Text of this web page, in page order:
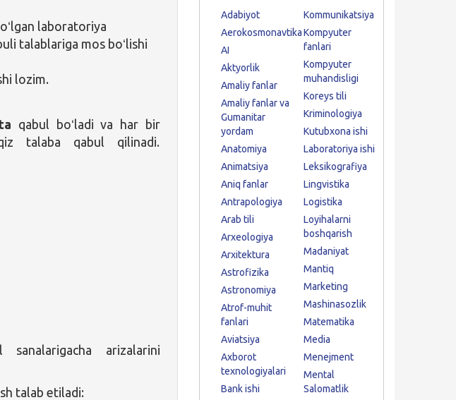
laboratoriya
talablariga mos boʻlishi
lozim.
qabul boʻladi va har bir
talaba qabul qilinadi.
arizalarini
talab etiladi:
Adabiyot
Aerokosmonavtika
AI
Aktyorlik
Amaliy fanlar
Amaliy fanlar va
Gumanitar
yordam
Anatomiya
Animatsiya
Aniq fanlar
Antrapologiya
Arab tili
Arxeologiya
Arxitektura
Astrofizika
Astronomiya
Atrof-muhit
fanlari
Aviatsiya
Axborot
texnologiyalari
Bank ishi
Kommunikatsiya
Kompyuter
fanlari
Kompyuter
muhandisligi
Koreys tili
Kriminologiya
Kutubxona ishi
Laboratoriya ishi
Leksikografiya
Lingvistika
Logistika
Loyihalarni
boshqarish
Madaniyat
Mantiq
Marketing
Mashinasozlik
Matematika
Media
Menejment
Mental
Salomatlik